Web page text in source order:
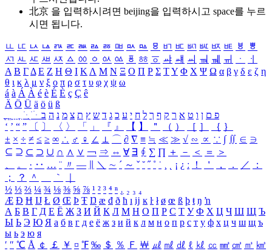
北京 을 입력하시려면 beijing을 입력하시고 space를 누르
시면 됩니다.
ㅥ ㅦ ㅧ ㅨ ㅩ ㅪ ㅫ ㅬ ㅭ ㅮ ㅯ ㅰ ㅱ ㅲ ㅳ ㅴ ㅵ ㅶ ㅷ ㅸ
ㅹ
ㅺ ㅻ ㅼ ㅽ ㅾ ㅿ ㆀ ㆁ ㆂ ㆃ ㆄ ㆅ ㆆ ㆇ ㆈ ㆉ ㆊ ㆋ ㆌ ㆍ
ㆎ
Α Β ΓΔ Ε Ζ Η Θ Ι ΚΛ Μ Ν Ξ Ο Π Ρ Σ ΤΥ Φ Χ Ψ Ω α β γ δ ε ζ η
θ ι κ λ μ ν ξ ο π ρ σ τ υ φ χ ψ ω
á à Á À é è É È ç Ç ê
Ä Ö Ü ä ö ü ß
ִֶֹ ֻּ ׁׂ פ ם ן ו ט א ר ק ף ך ל ח י ע כ ג ד ש ץ ת צ מ נ ה ב
‘ ’ “ ” 〔 〕 〈 〉 「 」 『 』 【 】 ＂ （ ） ［ ］ ｛ ｝
± × ÷ ≠ ≤ ≥ ∞ ∴ ♂ ♀ ∠ ⊥ ⌒ ∂ ∇ ≡ ≒ ≪ ≫ √ ∽ ∝ ∵ ∫ ∬ ∈ ∋
⊆ ⊇ ⊂ ⊃ ∪ ∩ ∧ ∨ ￢ ⇒ ⇔ ∀ ∃ ∮ ∑ ∏ ＋ － ＜ ＝
＞
、
。 · ‥ … ¨ 〃 ― ＼ ∼ ´ ～ ˇ ˘ ˝ ˚ ˙ ¸ ¡ ¿ ː ！ ＇ ， ． ／
：
；
？ ＾ ｀
½ ⅓ ⅔ ¼ ¾ ⅛ ⅜ ⅝ ⅞ ¹ ² ³ ⁴ ⁿ ₁ ₂ ₃ ₄
Æ Ð Ħ Ĳ Ł Ø Œ Þ Ŧ Ŋ æ đ ð ħ ı ĳ ĸ ŀ ł ø œ ß þ ŧ ŋ ŉ
А Б В Г Д Е Ё Ж З И Й К Л М Н О П Р С Т У Ф Х Ц Ч Ш Щ Ъ
Ы Ь Э Ю Я а б в г д е ё ж з и й к л м н о п р с т у ф х ц ч ш щ ъ
ы ь э ю я
′ ″ ℃ Å ￠ ￡ ￥ ¤ ℉ ‰ ＄ ％ Ｆ ￦ ㎕ ㎖ ㎗ ℓ ㎘ ㏄ ㎣ ㎤ ㎥ ㎦